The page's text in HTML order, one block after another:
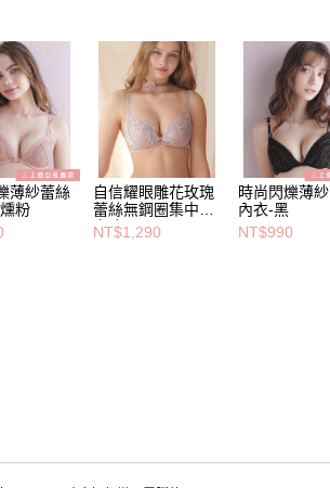
薄紗蕾絲
粉
自信耀眼雕花玫瑰
蕾絲無鋼圈集中內
衣-粉
NT$1,290
時尚閃爍薄
內衣-黑
NT$990